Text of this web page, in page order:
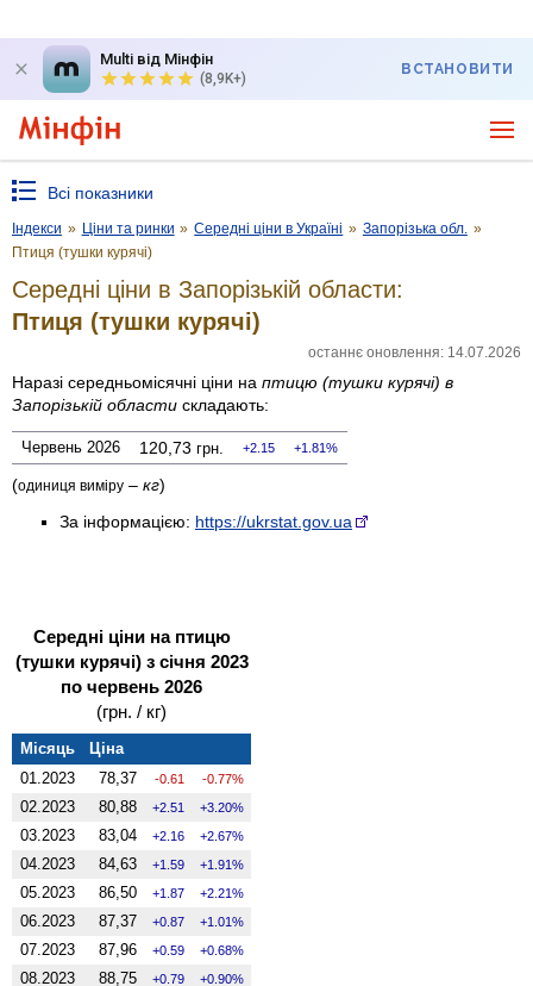
Multi від Мінфін
(8,9K+)
ВСТАНОВИТИ
Всі показники
Індекси » Ціни та ринки » Середні ціни в Україні » Запорізька обл. »
Птиця (тушки курячі)
Середні ціни в Запорізькій области:
Птиця (тушки курячі)
останнє оновлення: 14.07.2026
Наразі середньомісячні ціни на птицю (тушки курячі) в
Запорізькій области складають:
Червень 2026 120,73 грн. 2.15 1.81%
(одиниця виміру – кг)
За інформацією: https://ukrstat.gov.ua
Середні ціни на птицю
(тушки курячі) з січня 2023
по червень 2026
(грн. / кг)
Місяць
Ціна
01.2023
78,37 -0.61 -0.77%
02.2023 80,88 2.51 3.20%
03.2023 83,04 2.16 2.67%
04.2023 84,63 1.59 1.91%
05.2023 86,50 1.87 2.21%
06.2023 87,37 0.87 1.01%
07.2023 87,96 0.59 0.68%
08.2023 88,75 0.79 0.90%